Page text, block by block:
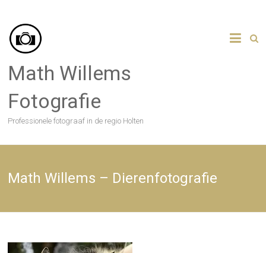
content
Math Willems
Fotografie
Professionele fotograaf in de regio Holten
Math Willems – Dierenfotografie